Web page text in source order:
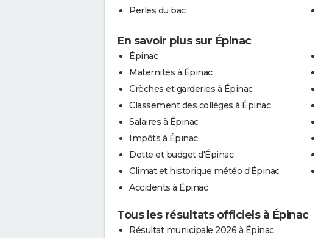
Perles du bac
En savoir plus sur Épinac
Épinac
Maternités à Épinac
Crèches et garderies à Épinac
Classement des collèges à Épinac
Salaires à Épinac
Impôts à Épinac
Dette et budget d'Épinac
Climat et historique météo d'Épinac
Accidents à Épinac
Tous les résultats officiels à Épinac
Résultat municipale 2026 à Épinac